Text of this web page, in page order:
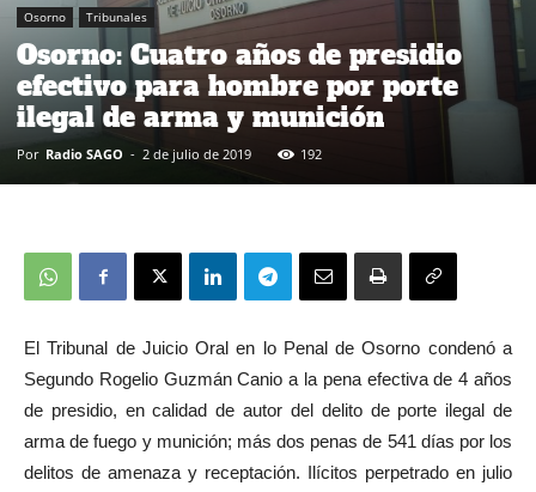
Osorno Tribunales
Osorno: Cuatro años de presidio
efectivo para hombre por porte
ilegal de arma y munición
Por Radio SAGO - 2 de julio de 2019 192
El Tribunal de Juicio Oral en lo Penal de Osorno condenó a
Segundo Rogelio Guzmán Canio a la pena efectiva de 4 años
de presidio, en calidad de autor del delito de porte ilegal de
arma de fuego y munición; más dos penas de 541 días por los
delitos de amenaza y receptación. Ilícitos perpetrado en julio